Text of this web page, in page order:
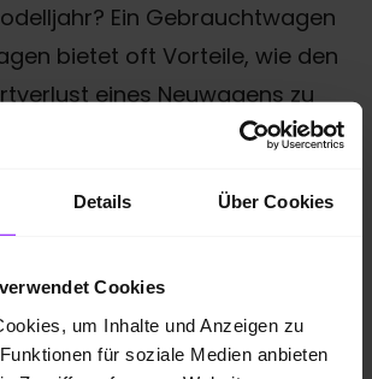
Details Über Cookies
Cookies
um Inhalte und Anzeigen zu
für soziale Medien anbieten
Ein Gebrauchtwagen
bietet oft Vorteile, wie den
eines Neuwagens zu
trotzdem die Qualität und
breites Sortiment an
wurden.